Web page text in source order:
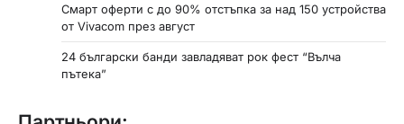
Смарт оферти с до 90% отстъпка за над 150 устройства
от Vivacom през август
24 български банди завладяват рок фест “Вълча
пътека”